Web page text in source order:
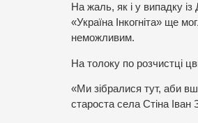
На жаль, як і у випадку
«Україна Інкогніта» ще
неможливим.
На толоку по розчистці
«Ми зібралися тут, аби
староста села Стіна Іван